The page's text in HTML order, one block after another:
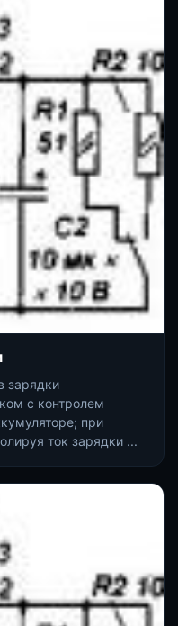
зарядки
с контролем
при
ток зарядки ...